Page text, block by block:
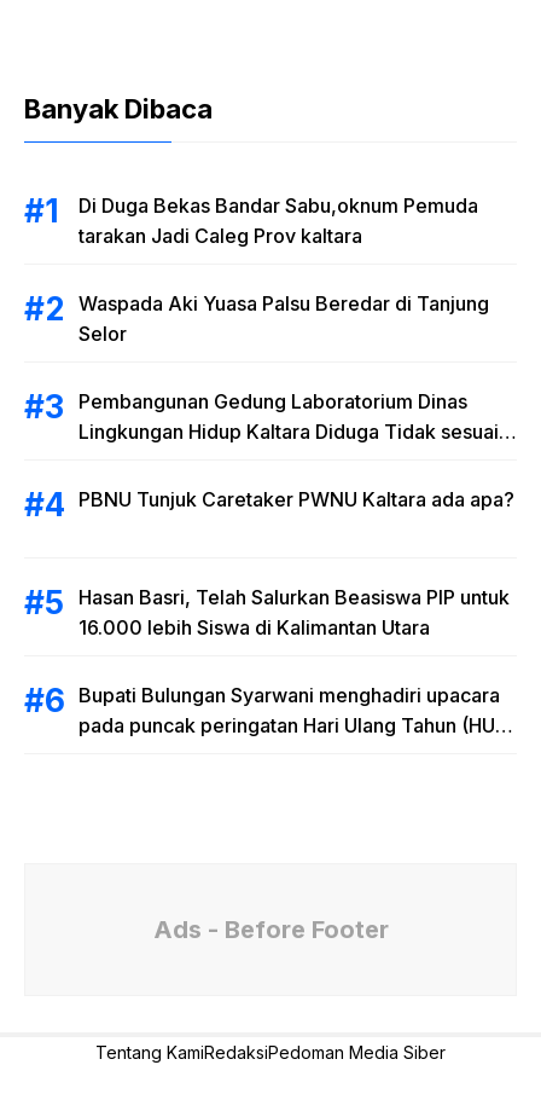
Banyak Dibaca
Di Duga Bekas Bandar Sabu,oknum Pemuda
tarakan Jadi Caleg Prov kaltara
Waspada Aki Yuasa Palsu Beredar di Tanjung
Selor
Pembangunan Gedung Laboratorium Dinas
Lingkungan Hidup Kaltara Diduga Tidak sesuai
PBNU Tunjuk Caretaker PWNU Kaltara ada apa?
Hasan Basri, Telah Salurkan Beasiswa PIP untuk
16.000 lebih Siswa di Kalimantan Utara
Bupati Bulungan Syarwani menghadiri upacara
pada puncak peringatan Hari Ulang Tahun (HUT)
Ads - Before Footer
Tentang KamiRedaksiPedoman Media Siber